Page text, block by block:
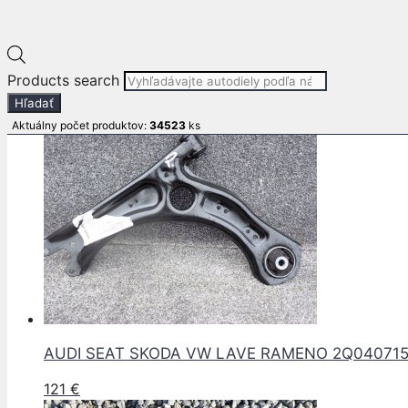
Products search
Hľadať
Aktuálny počet produktov: 34523 ks
E-mail: info
Súvisiace produkty
AUDI SEAT SKODA VW LAVE RAMENO
121 €